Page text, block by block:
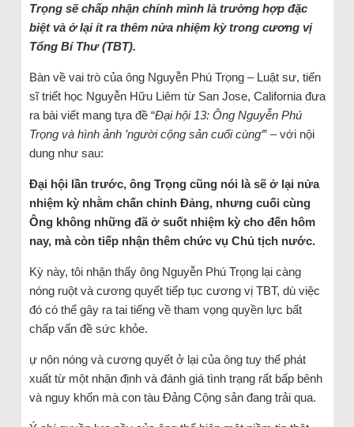
Trọng sẽ chấp nhận chính mình là trường hợp đặc
biệt và ở lại ít ra thêm nửa nhiệm kỳ trong cương vị
Tổng Bí Thư (TBT).
Bàn về vai trò của ông Nguyễn Phú Trọng – Luật sư, tiến
sĩ triết học Nguyễn Hữu Liêm từ San Jose, California đưa
ra bài viết mang tựa đề “Đại hội 13: Ông Nguyễn Phú
Trọng và hình ảnh ’người cộng sản cuối cùng‘” – với nội
dung như sau:
Đại hội lần trước, ông Trọng cũng nói là sẽ ở lại nửa
nhiệm kỳ nhằm chấn chỉnh Đảng, nhưng cuối cùng
Ông không những đã ở suốt nhiệm kỳ cho đến hôm
nay, mà còn tiếp nhận thêm chức vụ Chủ tịch nước.
Kỳ này, tôi nhận thấy ông Nguyễn Phú Trọng lại càng
nóng ruột và cương quyết tiếp tục cương vị TBT, dù việc
đó có thể gây ra tai tiếng về tham vọng quyền lực bất
chấp vấn đề sức khỏe.
ự nôn nóng và cương quyết ở lại của ông tuy thế phát
xuất từ một nhận định và đánh giá tình trạng rất bấp bênh
và nguy khốn mà con tàu Đảng Cộng sản đang trải qua.